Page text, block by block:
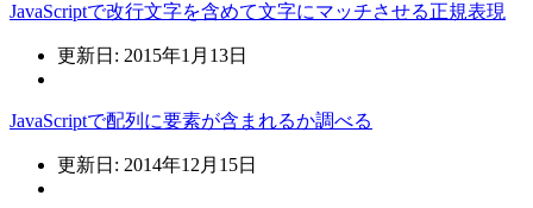
JavaScriptで改行文字を含めて文字にマッチさせる正規表現
更新日: 2015年1月13日
JavaScriptで配列に要素が含まれるか調べる
更新日: 2014年12月15日